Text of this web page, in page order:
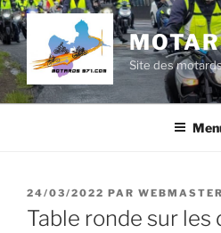
Aller
au
contenu
principal
Site des
PUBLIÉ
LE
24/03/2022 PAR WEBMASTER
Table ronde sur les